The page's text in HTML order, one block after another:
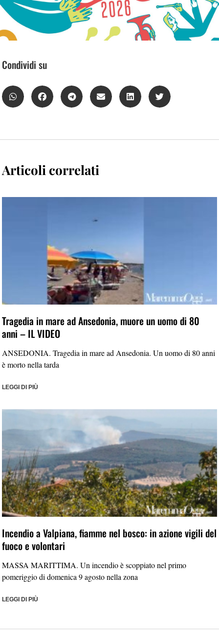
Condividi su
Articoli correlati
Tragedia in mare ad Ansedonia, muore un uomo di 80
anni – IL VIDEO
ANSEDONIA. Tragedia in mare ad Ansedonia. Un uomo di 80 anni
è morto nella tarda
LEGGI DI PIÙ
Incendio a Valpiana, fiamme nel bosco: in azione vigili del
fuoco e volontari
MASSA MARITTIMA. Un incendio è scoppiato nel primo
pomeriggio di domenica 9 agosto nella zona
LEGGI DI PIÙ